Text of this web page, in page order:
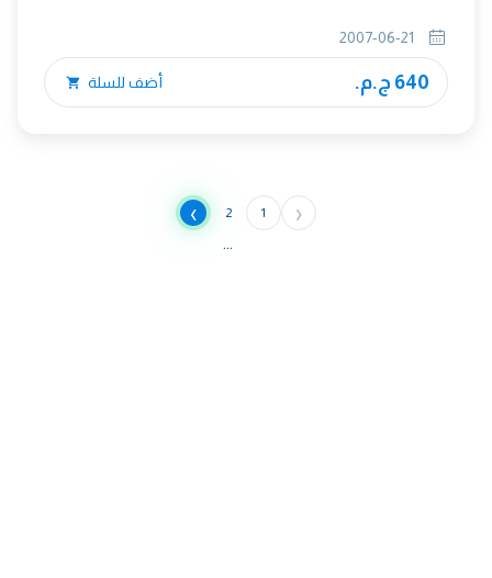
640 ج.م. أضف للسلة
‹
1
2
›